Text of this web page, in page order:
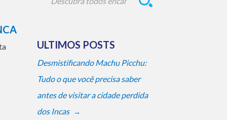
ULTIMOS POSTS
Desmistificando Machu Picchu:
Tudo o que você precisa saber
antes de visitar a cidade perdida
dos Incas →